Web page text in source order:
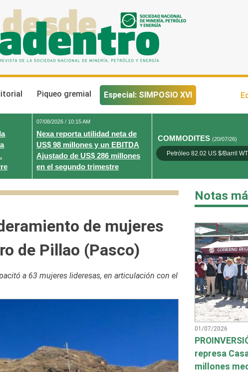
Piqueo gremial Especial: SIMPOSIO XVI
07/08/2026 / 10:15 AM
Nexa reporta utilidad neta de
US$ 98 millones y un EBITDA
Ajustado de US$ 286 millones
en el segundo trimestre
COMMODITES(20/07/26)
Petróleo 82.02 US $/Barril WTI
de mujeres
de Pillao (Pasco)
a 63 mujeres lideresas, en articulación con el
Notas
01/07/2026
represa
millones